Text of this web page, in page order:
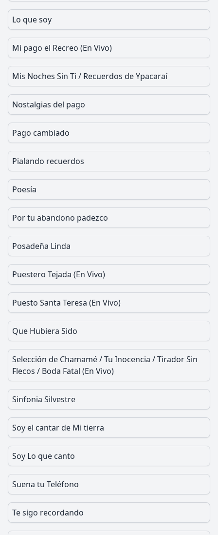
Lo que soy
Mi pago el Recreo (En Vivo)
Mis Noches Sin Ti / Recuerdos de Ypacaraí
Nostalgias del pago
Pago cambiado
Pialando recuerdos
Poesía
Por tu abandono padezco
Posadeña Linda
Puestero Tejada (En Vivo)
Puesto Santa Teresa (En Vivo)
Que Hubiera Sido
Selección de Chamamé / Tu Inocencia / Tirador Sin
Flecos / Boda Fatal (En Vivo)
Sinfonia Silvestre
Soy el cantar de Mi tierra
Soy Lo que canto
Suena tu Teléfono
Te sigo recordando